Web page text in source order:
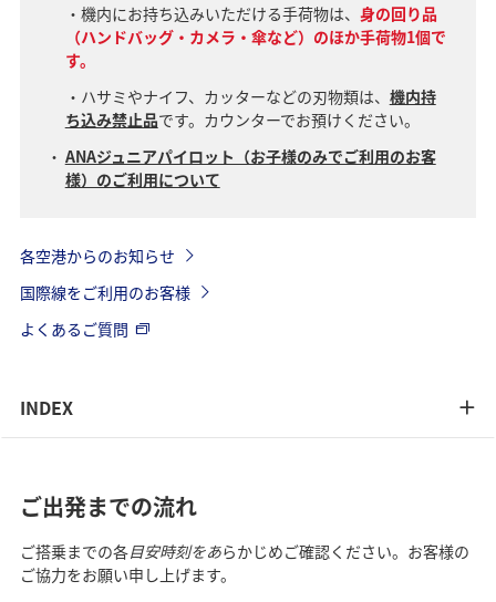
・機内にお持ち込みいただける手荷物は、 身の回り品
（ハンドバッグ・カメラ・傘など）のほか手荷物1個で
す。
・ハサミやナイフ、カッターなどの刃物類は、 機内持
ち込み禁止品です。カウンターでお預けください。
ANAジュニアパイロット（お子様のみでご利用のお客
様）のご利用について
各空港からのお知らせ
国際線をご利用のお客様
よくあるご質問
INDEX
ご出発までの流れ
ご搭乗までの各目安時刻をあらかじめご確認ください。お客様の
ご協力をお願い申し上げます。